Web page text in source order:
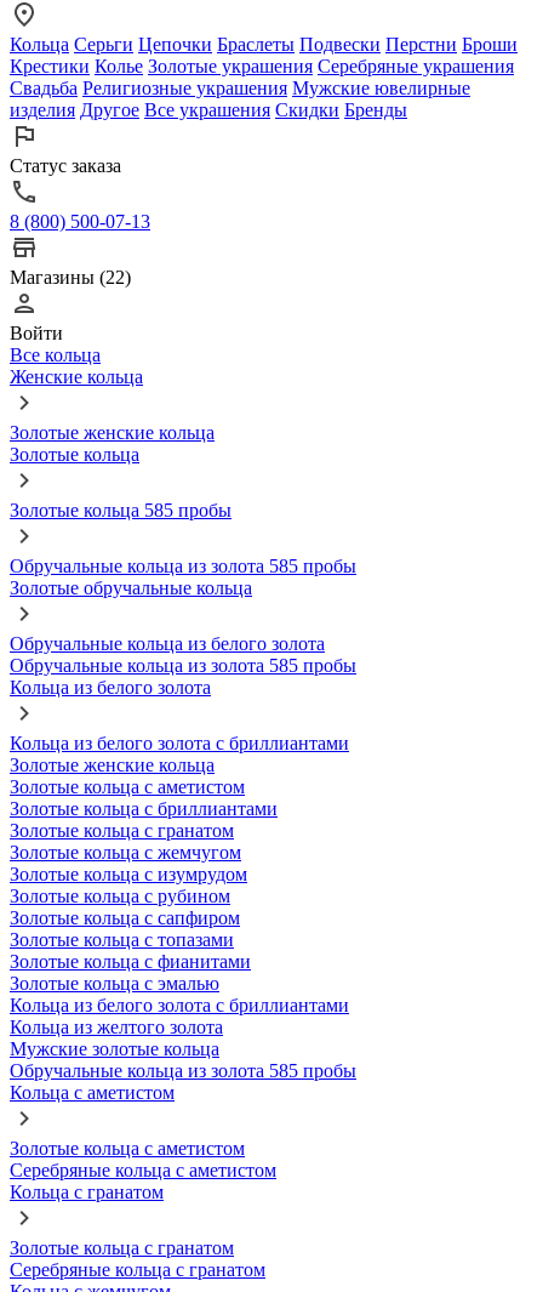
Кольца Серьги Цепочки Браслеты Подвески Перстни Броши
Крестики Колье Золотые украшения Серебряные украшения
Свадьба Религиозные украшения Мужские ювелирные
изделия Другое Все украшения Скидки Бренды
Статус заказа
8 (800) 500-07-13
Магазины (22)
Войти
Все кольца
Женские кольца
Золотые женские кольца
Золотые кольца
Золотые кольца 585 пробы
Обручальные кольца из золота 585 пробы
Золотые обручальные кольца
Обручальные кольца из белого золота
Обручальные кольца из золота 585 пробы
Кольца из белого золота
Кольца из белого золота с бриллиантами
Золотые женские кольца
Золотые кольца с аметистом
Золотые кольца с бриллиантами
Золотые кольца с гранатом
Золотые кольца с жемчугом
Золотые кольца с изумрудом
Золотые кольца с рубином
Золотые кольца с сапфиром
Золотые кольца с топазами
Золотые кольца с фианитами
Золотые кольца с эмалью
Кольца из белого золота с бриллиантами
Кольца из желтого золота
Мужские золотые кольца
Обручальные кольца из золота 585 пробы
Кольца с аметистом
Золотые кольца с аметистом
Серебряные кольца с аметистом
Кольца с гранатом
Золотые кольца с гранатом
Серебряные кольца с гранатом